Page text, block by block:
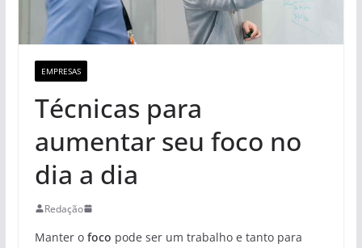
EMPRESAS
Técnicas para
aumentar seu foco no
dia a dia
Redação
Manter ofoco pode ser um trabalho e tanto para